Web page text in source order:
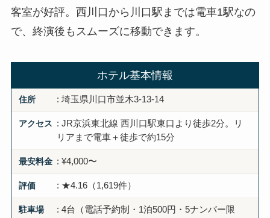
客室が好評。西川口から川口駅までは電車1駅なの
で、終演後もスムーズに移動できます。
ホテル基本情報
住所 : 埼玉県川口市並木3-13-14
アクセス : JR京浜東北線 西川口駅東口より徒歩2分。リ
リアまで電車＋徒歩で約15分
最安料金 : ¥4,000〜
評価 : ★4.16（1,619件）
駐車場
: 4台（電話予約制・1泊500円・5ナンバー限